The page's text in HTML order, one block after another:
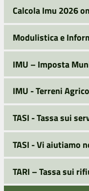
Calcola Imu 2026
Modulistica e
IMU – Imposta
IMU - Terreni
TASI - Tassa sui
TASI - Vi aiutiamo
TARI – Tassa sui